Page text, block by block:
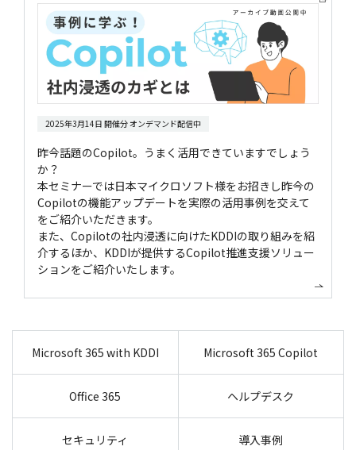
2025年3月14日 開催分 オンデマンド配信中
昨今話題のCopilot。うまく活用できていますでしょう
か？
本セミナーでは日本マイクロソフト様をお招きし昨今の
Copilotの機能アップデートを実際の活用事例を交えて
をご紹介いただきます。
また、Copilotの社内浸透に向けたKDDIの取り組みを紹
介するほか、KDDIが提供するCopilot推進支援ソリュー
ションをご紹介いたします。
Microsoft 365 with KDDI Microsoft 365 Copilot
Office 365 ヘルプデスク
セキュリティ 導入事例